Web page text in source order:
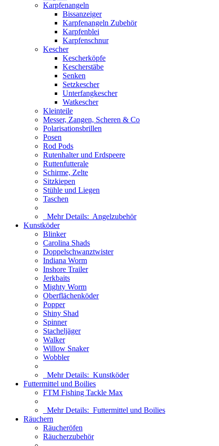
Karpfenangeln
Bissanzeiger
Karpfenangeln Zubehör
Karpfenblei
Karpfenschnur
Kescher
Kescherköpfe
Kescherstäbe
Senken
Setzkescher
Unterfangkescher
Watkescher
Kleinteile
Messer, Zangen, Scheren & Co
Polarisationsbrillen
Posen
Rod Pods
Rutenhalter und Erdspeere
Ruttenfutterale
Schirme, Zelte
Sitzkiepen
Stühle und Liegen
Taschen
Mehr Details: Angelzubehör
Kunstköder
Blinker
Carolina Shads
Doppelschwanztwister
Indiana Worm
Inshore Trailer
Jerkbaits
Mighty Worm
Oberflächenköder
Popper
Shiny Shad
Spinner
Stacheljäger
Walker
Willow Snaker
Wobbler
Mehr Details: Kunstköder
Futtermittel und Boilies
FTM Fishing Tackle Max
Mehr Details: Futtermittel und Boilies
Räuchern
Räucheröfen
Räucherzubehör